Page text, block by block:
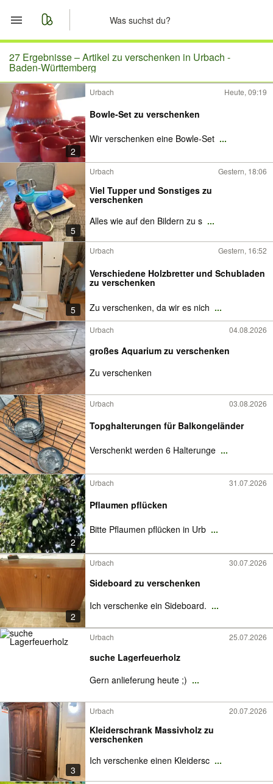
Start
Merkliste
Nachrichten
Anzeige aufgeben
27 Ergebnisse –Artikel zu verschenken in Urbach -
Baden-Württemberg
2
Urbach Heute, 09:19
Bowle-Set zu verschenken
Wir verschenken eine Bowle-Set ...
5
Urbach Gestern, 18:06
Viel Tupper und Sonstiges zu
verschenken
Alles wie auf den Bildern zu s ...
5
Urbach Gestern, 16:52
Verschiedene Holzbretter und Schubladen
zu verschenken
Zu verschenken, da wir es nich ...
Urbach 04.08.2026
großes Aquarium zu verschenken
Zu verschenken
Urbach 03.08.2026
Topghalterungen für Balkongeländer
Verschenkt werden 6 Halterunge ...
2
Urbach 31.07.2026
Pflaumen pflücken
Bitte Pflaumen pflücken in Urb ...
2
Urbach 30.07.2026
Sideboard zu verschenken
Ich verschenke ein Sideboard. ...
Urbach 25.07.2026
suche Lagerfeuerholz
Gern anlieferung heute ;) ...
3
Urbach 20.07.2026
Kleiderschrank Massivholz zu
verschenken
Ich verschenke einen Kleidersc ...